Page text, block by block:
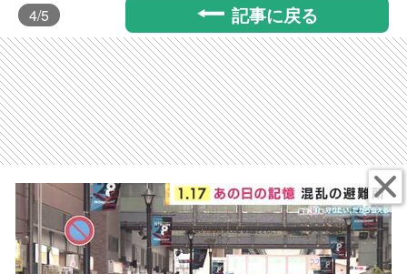
4/5 記事に戻る